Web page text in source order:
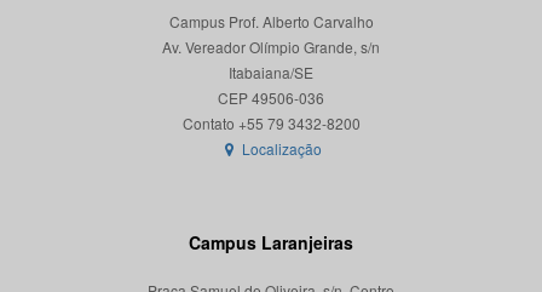
Campus Prof. Alberto Carvalho
Av. Vereador Olímpio Grande, s/n
Itabaiana/SE
CEP 49506-036
Localização
Campus Laranjeiras